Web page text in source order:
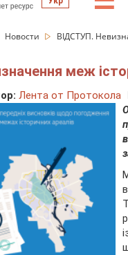
Новости ВІДСТУП.
меж
Лента от Протокола